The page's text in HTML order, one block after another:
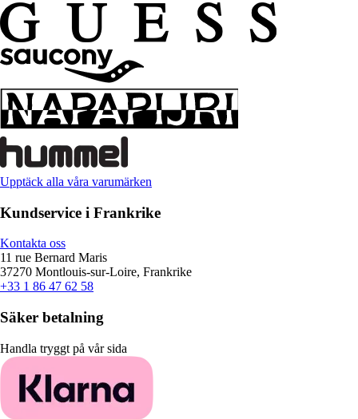
Upptäck alla våra varumärken
Kundservice i Frankrike
Kontakta oss
11 rue Bernard Maris
37270 Montlouis-sur-Loire, Frankrike
+33 1 86 47 62 58
Säker betalning
Handla tryggt på vår sida